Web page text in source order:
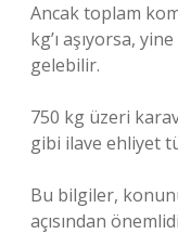
Ancak toplam
kg’ı aşıyorsa,
gelebilir.
750 kg üzeri
gibi ilave ehliyet
Bu bilgiler,
açısından